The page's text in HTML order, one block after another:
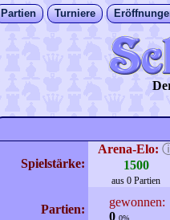
Partien Turniere
Spielstärke:
Arena-Elo:
1500
aus 0 Partien
Partien:
gewonnen:
0 0%